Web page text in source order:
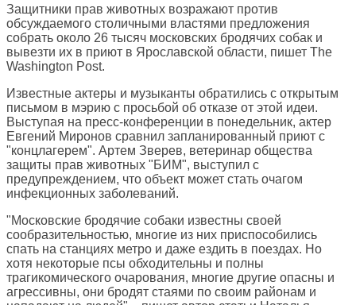
Защитники прав животных возражают против
обсуждаемого столичными властями предложения
собрать около 26 тысяч московских бродячих собак и
вывезти их в приют в Ярославской области, пишет The
Washington Post.
Известные актеры и музыканты обратились с открытым
письмом в мэрию с просьбой об отказе от этой идеи.
Выступая на пресс-конференции в понедельник, актер
Евгений Миронов сравнил запланированный приют с
"концлагерем". Артем Зверев, ветеринар общества
защиты прав животных "БИМ", выступил с
предупреждением, что объект может стать очагом
инфекционных заболеваний.
"Московские бродячие собаки известны своей
сообразительностью, многие из них приспособились
спать на станциях метро и даже ездить в поездах. Но
хотя некоторые псы обходительны и полны
трагикомического очарования, многие другие опасны и
агрессивны, они бродят стаями по своим районам и